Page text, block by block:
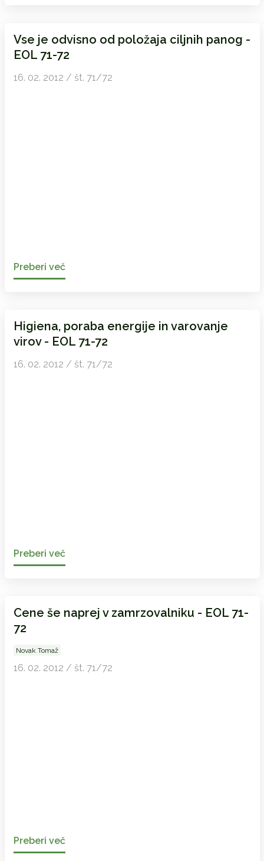
Vse je odvisno od položaja ciljnih panog -
EOL 71-72
16. 02. 2012 / št. 71/72
Preberi več
Higiena, poraba energije in varovanje
virov - EOL 71-72
16. 02. 2012 / št. 71/72
Preberi več
Cene še naprej v zamrzovalniku - EOL 71-
72
Novak Tomaž
16. 02. 2012 / št. 71/72
Preberi več